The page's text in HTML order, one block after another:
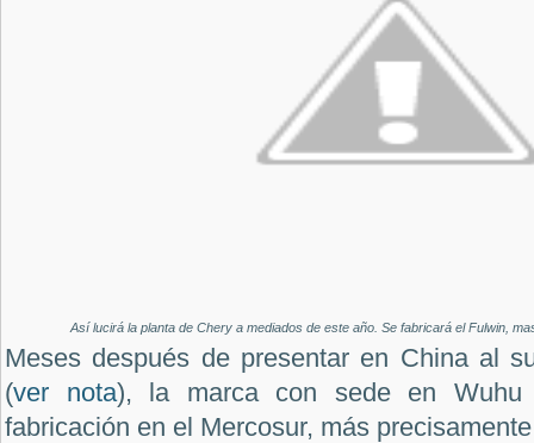
Así lucirá la planta de Chery a mediados de este año. Se fabricará el Fulwin,
Meses después de presentar en China al
(ver nota), la marca con sede en Wuhu
fabricación en el Mercosur, más